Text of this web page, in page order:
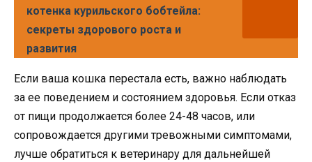
котенка курильского бобтейла:
секреты здорового роста и
развития
Если ваша кошка перестала есть, важно наблюдать
за ее поведением и состоянием здоровья. Если отказ
от пищи продолжается более 24-48 часов, или
сопровождается другими тревожными симптомами,
лучше обратиться к ветеринару для дальнейшей